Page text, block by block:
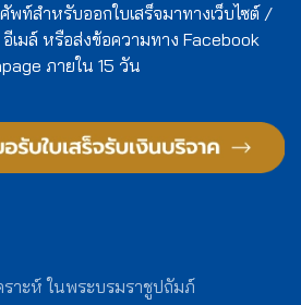
พท์สำหรับออกใบเสร็จมาทางเว็บไซต์ /
เมล์ หรือส่งข้อความทาง Facebook
ภายใน 15 วัน
ราะห์ ในพระบรมราชูปถัมภ์